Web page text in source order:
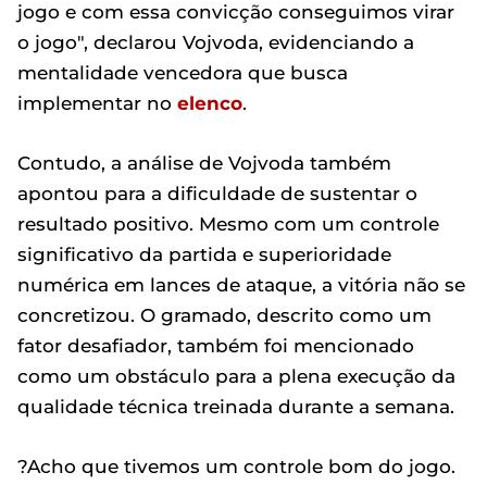
jogo e com essa convicção conseguimos virar
o jogo", declarou Vojvoda, evidenciando a
mentalidade vencedora que busca
implementar no elenco.
Contudo, a análise de Vojvoda também
apontou para a dificuldade de sustentar o
resultado positivo. Mesmo com um controle
significativo da partida e superioridade
numérica em lances de ataque, a vitória não se
concretizou. O gramado, descrito como um
fator desafiador, também foi mencionado
como um obstáculo para a plena execução da
qualidade técnica treinada durante a semana.
?Acho que tivemos um controle bom do jogo.